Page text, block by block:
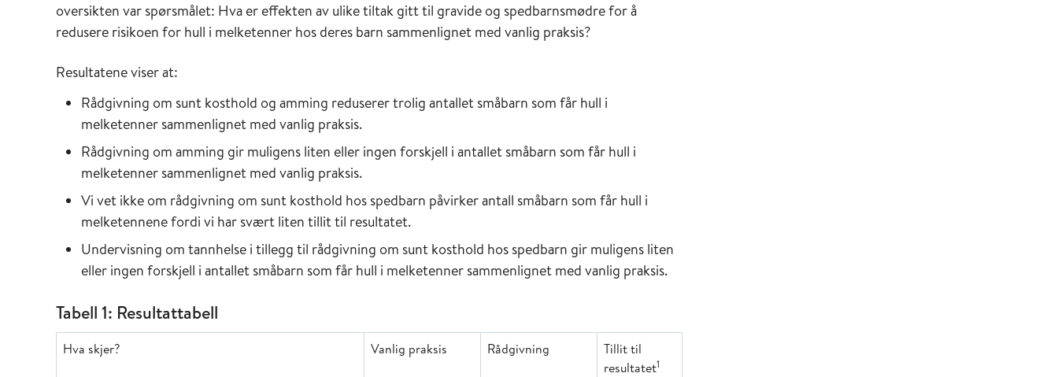
oversikten var spørsmålet: Hva er effekten av ulike tiltak gitt til gravide og spedbarnsmødre for å
redusere risikoen for hull i melketenner hos deres barn sammenlignet med vanlig praksis?
Resultatene viser at:
Rådgivning om sunt kosthold og amming reduserer trolig antallet småbarn som får hull i
melketenner sammenlignet med vanlig praksis.
Rådgivning om amming gir muligens liten eller ingen forskjell i antallet småbarn som får hull i
melketenner sammenlignet med vanlig praksis.
Vi vet ikke om rådgivning om sunt kosthold hos spedbarn påvirker antall småbarn som får hull i
melketennene fordi vi har svært liten tillit til resultatet.
Undervisning om tannhelse i tillegg til rådgivning om sunt kosthold hos spedbarn gir muligens liten
eller ingen forskjell i antallet småbarn som får hull i melketenner sammenlignet med vanlig praksis.
Tabell 1: Resultattabell
Hva skjer? Vanlig praksis Rådgivning
Tillit til
resultatet1